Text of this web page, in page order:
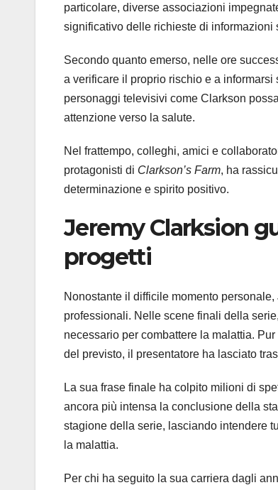
particolare, diverse associazioni
significativo delle richieste di
Secondo quanto emerso, nelle ore
a verificare il proprio rischio e a
personaggi televisivi come Clarkson
attenzione verso la salute.
Nel frattempo, colleghi, amici e
protagonisti di Clarkson’s Farm, ha
determinazione e spirito positivo.
Jeremy Clarksion
progetti
Nonostante il difficile momento
professionali. Nelle scene finali della
necessario per combattere la malattia.
del previsto, il presentatore ha lasciato
La sua frase finale ha colpito milioni di
ancora più intensa la conclusione della
stagione della serie, lasciando intendere
la malattia.
Per chi ha seguito la sua carriera dagli